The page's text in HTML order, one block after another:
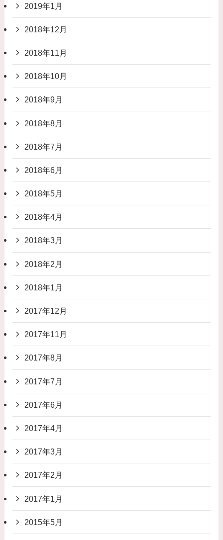
2019年1月
2018年12月
2018年11月
2018年10月
2018年9月
2018年8月
2018年7月
2018年6月
2018年5月
2018年4月
2018年3月
2018年2月
2018年1月
2017年12月
2017年11月
2017年8月
2017年7月
2017年6月
2017年4月
2017年3月
2017年2月
2017年1月
2015年5月